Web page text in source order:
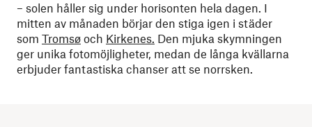
– solen håller sig under horisonten hela dagen. I
mitten av månaden börjar den stiga igen i städer
som Tromsø och Kirkenes. Den mjuka skymningen
ger unika fotomöjligheter, medan de långa kvällarna
erbjuder fantastiska chanser att se norrsken.